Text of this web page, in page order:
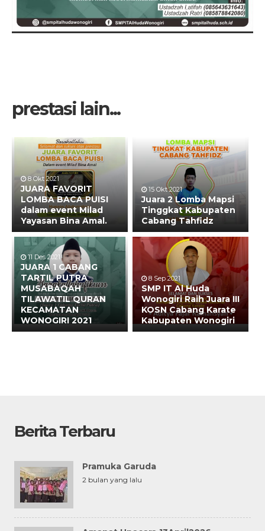
prestasi lain...
8 Okt 2021
JUARA FAVORIT
LOMBA BACA PUISI
dalam event Milad
Yayasan Bina Amal.
15 Okt 2021
Juara 2 Lomba Mapsi
Tinggkat Kabupaten
Cabang Tahfidz
11 Des 2021
JUARA 1 CABANG
TARTIL PUTRA
MUSABAQAH
TILAWATIL QURAN
KECAMATAN
WONOGIRI 2021
8 Sep 2021
SMP IT Al Huda
Wonogiri Raih Juara III
KOSN Cabang Karate
Kabupaten Wonogiri
Berita Terbaru
Pramuka Garuda
2 bulan yang lalu